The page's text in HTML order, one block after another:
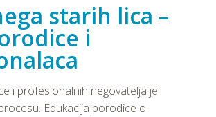
starih lica –
i
i profesionalnih negovatelja je
Edukacija porodice o